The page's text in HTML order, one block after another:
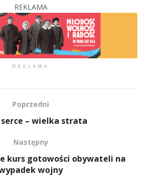
REKLAMA
REKLAMA
Poprzedni
serce – wielka strata
Następny
kurs gotowości obywateli na
wojny